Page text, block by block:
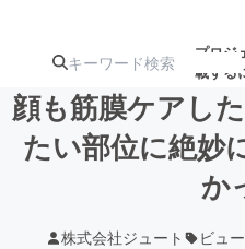
プロジ
載する
注目の新着
顔も筋膜ケアし
たい部位に絶妙
か
株式会社ジュート ビュ